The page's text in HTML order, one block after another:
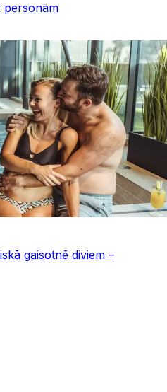
personām
gaisotnē diviem –